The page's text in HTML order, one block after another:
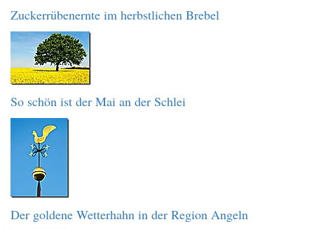
Zuckerrübenernte im herbstlichen Brebel
So schön ist der Mai an der Schlei
Der goldene Wetterhahn in der Region Angeln